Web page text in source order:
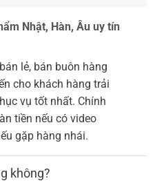
Nhật, Hàn, Âu uy tín
lẻ, bán buôn hàng
cho khách hàng trải
vụ tốt nhất. Chính
tiền nếu có video
gặp hàng nhái.
không?